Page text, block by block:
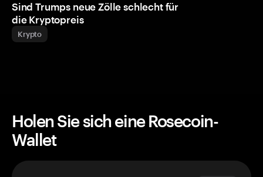
Sind Trumps neue Zölle schlecht für
die Kryptopreis
Krypto
Holen Sie sich eine Rosecoin-
Wallet